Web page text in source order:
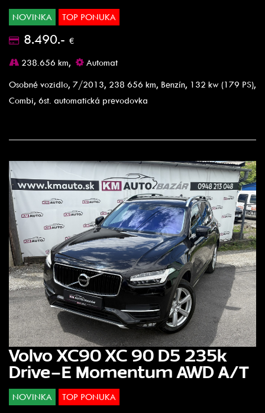
NOVINKA TOP PONUKA
8.490.- €
238.656 km,
Automat
Osobné vozidlo, 7/2013, 238 656 km, Benzín, 132 kw (179 PS),
Combi, 6st. automatická prevodovka
Volvo XC90 XC 90 D5 235k
Drive-E Momentum AWD A/T
NOVINKA TOP PONUKA